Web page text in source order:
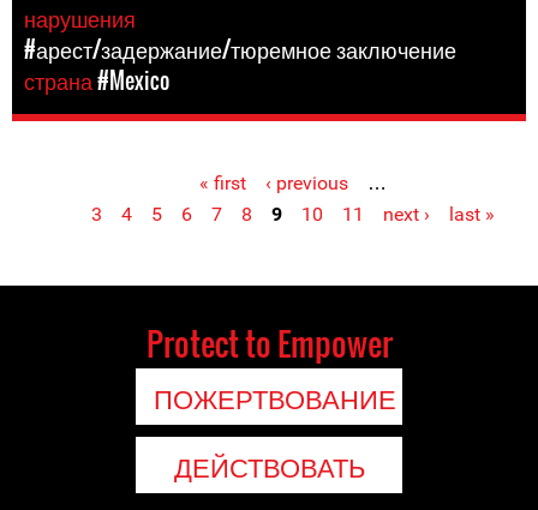
нарушения
#арест/задержание/тюремное заключение
страна#Mexico
« first ‹ previous
…
3
4 5 6 7 8 9 10 11 next › last »
Protect to Empower
ПОЖЕРТВОВАНИЕ
ДЕЙСТВОВАТЬ